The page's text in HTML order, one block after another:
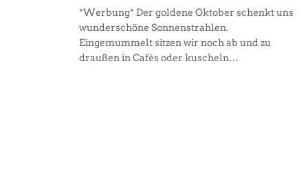
*Werbung* Der goldene Oktober schenkt uns
wunderschöne Sonnenstrahlen.
Eingemummelt sitzen wir noch ab und zu
draußen in Cafés oder kuscheln…